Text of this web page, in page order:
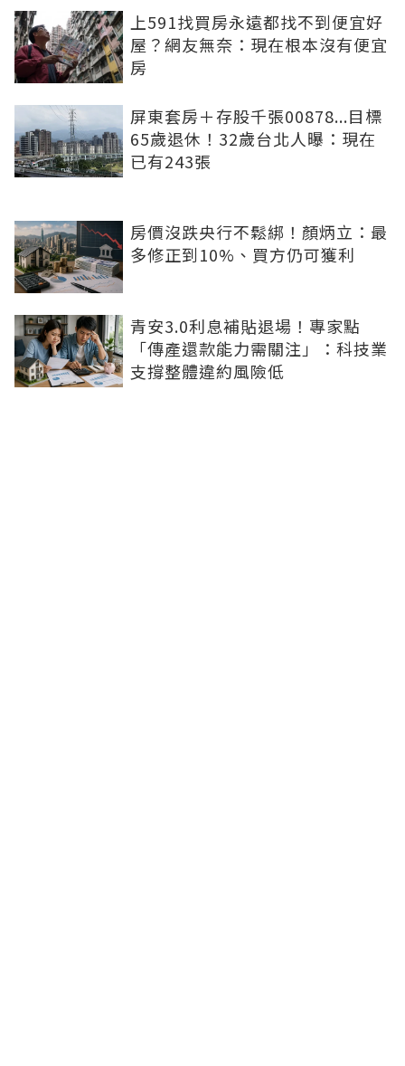
上591找買房永遠都找不到便宜好
屋？網友無奈：現在根本沒有便宜
房
屏東套房＋存股千張00878...目標
65歲退休！32歲台北人曝：現在
已有243張
房價沒跌央行不鬆綁！顏炳立：最
多修正到10%、買方仍可獲利
青安3.0利息補貼退場！專家點
「傳產還款能力需關注」：科技業
支撐整體違約風險低